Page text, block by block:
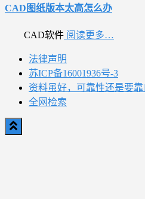
CAD图纸版本太高怎么办
CAD软件 阅读更多…
法律声明
苏ICP备16001936号-3
资料虽好，可靠性还是要
全网检索